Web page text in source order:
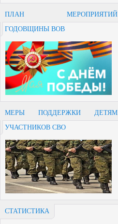
ПЛАН МЕРОПРИЯТИЙ
ГОДОВЩИНЫ ВОВ
МЕРЫ ПОДДЕРЖКИ ДЕТЯМ
УЧАСТНИКОВ СВО
СТАТИСТИКА